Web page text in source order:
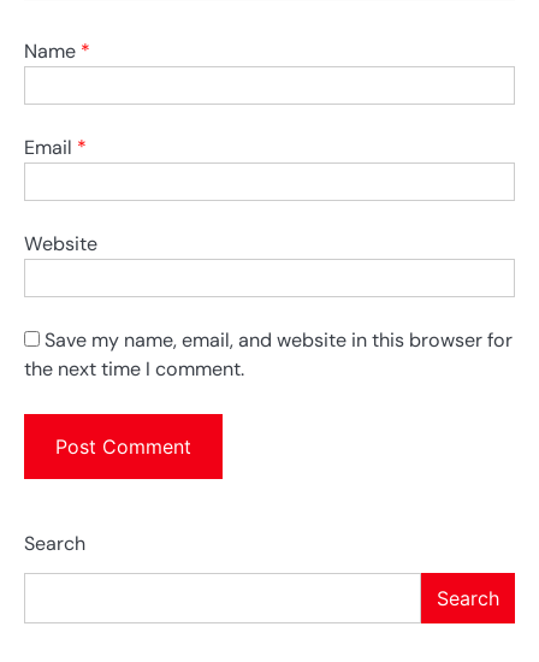
Name *
Email *
Website
Save my name, email, and website in this browser for
the next time I comment.
Search
Search